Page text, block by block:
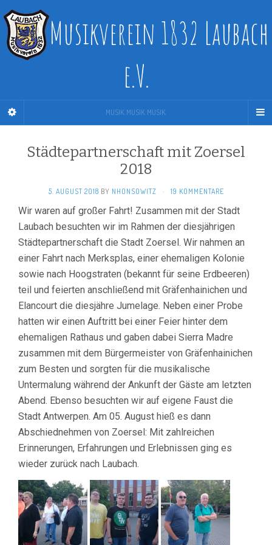
Musikverein 1832 Laubach
e.V.
MUSIK. MUSIK. MUSIK.
Städtepartnerschaft mit Zoersel
2018
5. AUGUST 2018 BY NHONSOWITZ · 19 KOMMENTARE
Wir waren auf großer Fahrt! Zusammen mit der Stadt
Laubach besuchten wir im Rahmen der diesjährigen
Städtepartnerschaft die Stadt Zoersel. Wir nahmen an
einer Fahrt nach Merksplas, einer ehemaligen Kolonie
sowie nach Hoogstraten (bekannt für seine Erdbeeren)
teil und feierten anschließend mit Gräfenhainichen und
Elancourt die diesjähre Jumelage. Neben einer Probe
hatten wir einen Auftritt bei einer Feier hinter dem
ehemaligen Rathaus und gaben dabei Sierra Madre
zusammen mit dem Bürgermeister von Gräfenhainichen
zum Besten und sorgten für die musikalische
Untermalung während der Ankunft der Gäste am letzten
Abend. Ebenso besuchten wir auf eigene Faust die
Stadt Antwerpen. Am 05. August hieß es dann
Abschiednehmen von Zoersel: Mit zahlreichen
Erinnerungen, Erfahrungen und Erlebnissen ging es
wieder zurück nach Laubach.